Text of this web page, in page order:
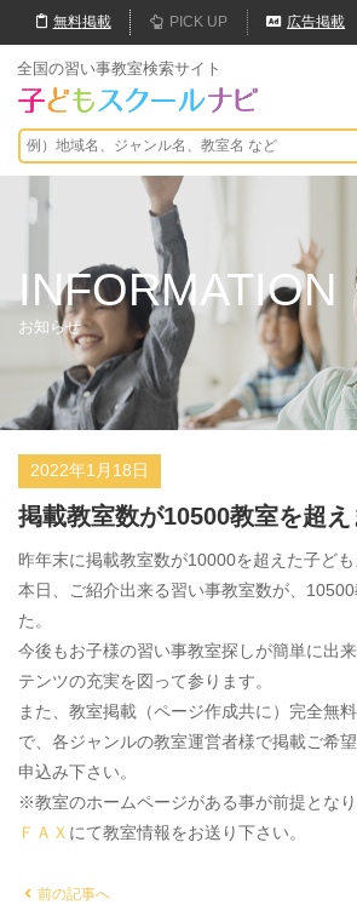
無料掲載 PICK UP 広告掲載
全国の習い事教室検索サイト
INFORMATION
お知らせ
2022年1月18日
掲載教室数が10500教室を超え
昨年末に掲載教室数が10000を超えた子ども
本日、ご紹介出来る習い事教室数が、
た。
今後もお子様の習い事教室探しが簡単に出
テンツの充実を図って参ります。
また、教室掲載（ページ作成共に）完全無
で、各ジャンルの教室運営者様で掲載ご希
申込み下さい。
※教室のホームページがある事が前提となり
ＦＡＸ にて教室情報をお送り下さい。
前の記事へ